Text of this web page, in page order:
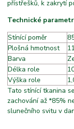
přístřešků, k zakrytí
Technické
Stínící poměr
Plošná hmotnost
Barva
Délka role
Výška role
Tato stínící tkanina
zachování až *85%
slunečního svitu v